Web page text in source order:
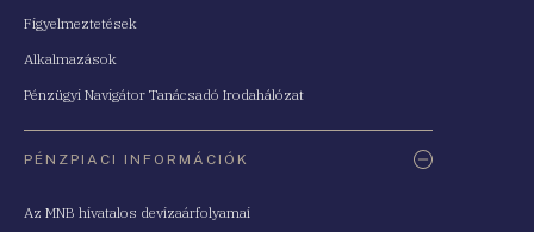
Figyelmeztetések
Alkalmazások
Pénzügyi Navigátor Tanácsadó Irodahálózat
PÉNZPIACI INFORMÁCIÓK
Az MNB hivatalos devizaárfolyamai